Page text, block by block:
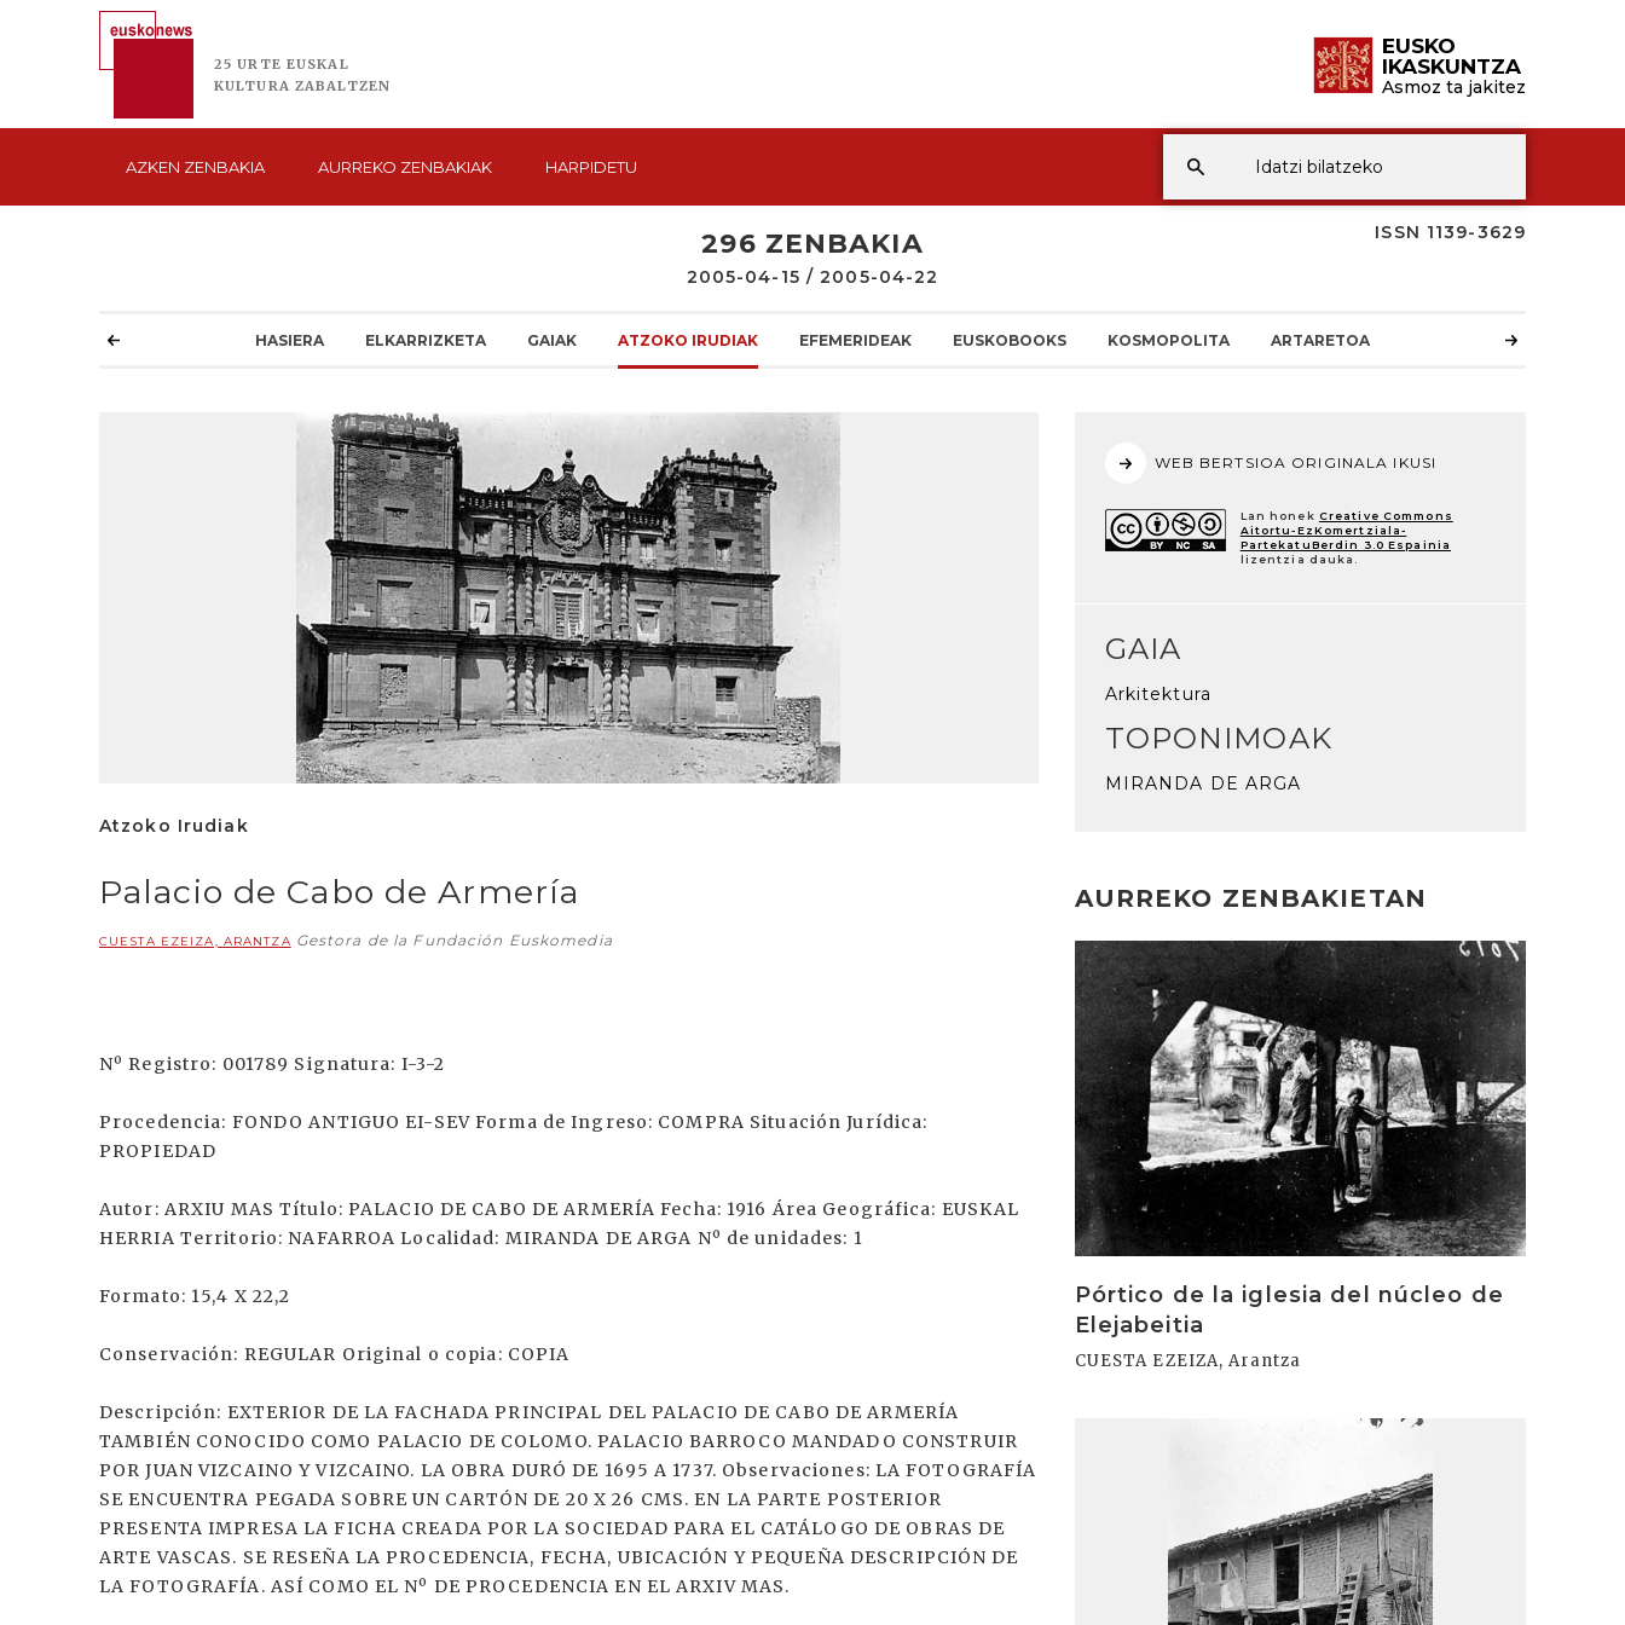
25 URTE EUSKAL
KULTURA ZABALTZEN
EUSKO
IKASKUNTZA
Asmoz ta jakitez
AZKEN ZENBAKIA AURREKO ZENBAKIAK HARPIDETU
ISSN 1139-3629
296 ZENBAKIA
2005-04-15 / 2005-04-22
HASIERA ELKARRIZKETA GAIAK ATZOKO IRUDIAK EFEMERIDEAK EUSKOBOOKS KOSMOPOLITA ARTARETOA
Atzoko Irudiak
Palacio de Cabo de Armería
CUESTA EZEIZA, ARANTZA Gestora de la Fundación Euskomedia
Nº Registro: 001789 Signatura: I-3-2
Procedencia: FONDO ANTIGUO EI-SEV Forma de Ingreso: COMPRA Situación Jurídica:
PROPIEDAD
Autor: ARXIU MAS Título: PALACIO DE CABO DE ARMERÍA Fecha: 1916 Área Geográfica: EUSKAL
HERRIA Territorio: NAFARROA Localidad: MIRANDA DE ARGA Nº de unidades: 1
Formato: 15,4 X 22,2
Conservación: REGULAR Original o copia: COPIA
Descripción: EXTERIOR DE LA FACHADA PRINCIPAL DEL PALACIO DE CABO DE ARMERÍA
TAMBIÉN CONOCIDO COMO PALACIO DE COLOMO. PALACIO BARROCO MANDADO CONSTRUIR
POR JUAN VIZCAINO Y VIZCAINO. LA OBRA DURÓ DE 1695 A 1737. Observaciones: LA FOTOGRAFÍA
SE ENCUENTRA PEGADA SOBRE UN CARTÓN DE 20 X 26 CMS. EN LA PARTE POSTERIOR
PRESENTA IMPRESA LA FICHA CREADA POR LA SOCIEDAD PARA EL CATÁLOGO DE OBRAS DE
ARTE VASCAS. SE RESEÑA LA PROCEDENCIA, FECHA, UBICACIÓN Y PEQUEÑA DESCRIPCIÓN DE
LA FOTOGRAFÍA. ASÍ COMO EL Nº DE PROCEDENCIA EN EL ARXIV MAS.
WEB BERTSIOA ORIGINALA IKUSI
Lan honek Creative Commons
Aitortu-EzKomertziala-
PartekatuBerdin 3.0 Espainia
lizentzia dauka.
GAIA
Arkitektura
TOPONIMOAK
MIRANDA DE ARGA
AURREKO ZENBAKIETAN
Pórtico de la iglesia del núcleo de
Elejabeitia
CUESTA EZEIZA, Arantza
Irakurri